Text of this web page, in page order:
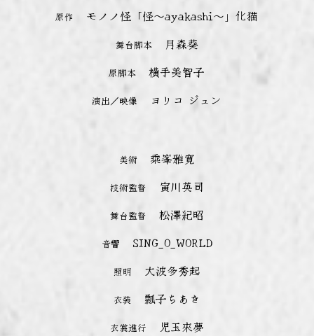
原作 モノノ怪「怪～ayakashi～」化猫
舞台脚本 月森葵
原脚本 横手美智子
演出／映像 ヨリコ ジュン
美術 乘峯雅寛
技術監督 寅川英司
舞台監督 松澤紀昭
音響 SING_O_WORLD
照明 大波多秀起
衣装 瓢子ちあき
衣裳進行 児玉來夢